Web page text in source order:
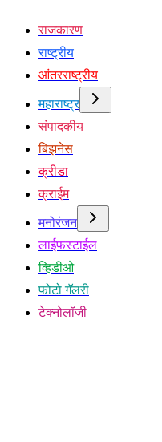
राजकारण
राष्ट्रीय
आंतरराष्ट्रीय
महाराष्ट्र
संपादकीय
बिझनेस
क्रीडा
क्राईम
मनोरंजन
लाईफस्टाईल
व्हिडीओ
फोटो गॅलरी
टेक्नोलॉजी